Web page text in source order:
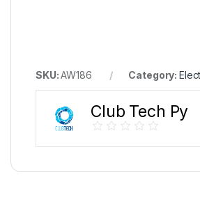
SKU:AW186 Category:
Club Tech Py